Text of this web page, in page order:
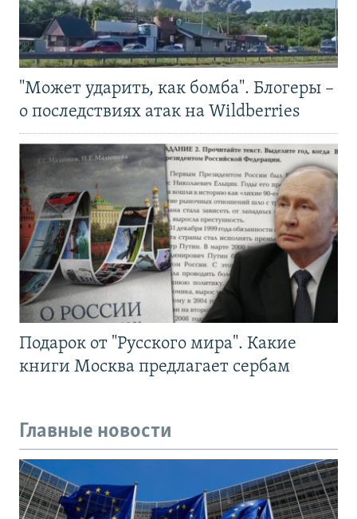
"Может ударить, как бомба". Блогеры –
о последствиях атак на Wildberries
Подарок от "Русского мира". Какие
книги Москва предлагает сербам
Главные новости